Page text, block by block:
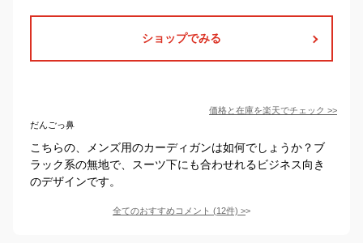
ショップでみる
価格と在庫を楽天でチェック >>
だんごっ鼻
こちらの、メンズ用のカーディガンは如何でしょうか？ブ
ラック系の無地で、スーツ下にも合わせれるビジネス向き
のデザインです。
全てのおすすめコメント (12件) >